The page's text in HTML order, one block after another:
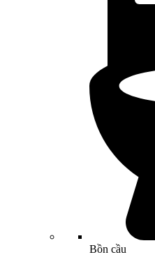
Bồn cầu